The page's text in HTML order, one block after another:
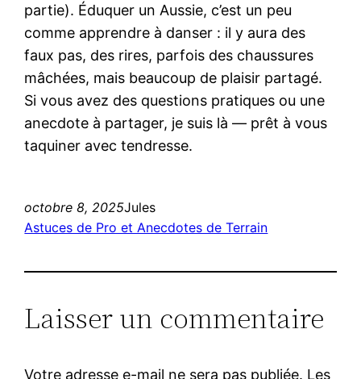
partie). Éduquer un Aussie, c’est un peu
comme apprendre à danser : il y aura des
faux pas, des rires, parfois des chaussures
mâchées, mais beaucoup de plaisir partagé.
Si vous avez des questions pratiques ou une
anecdote à partager, je suis là — prêt à vous
taquiner avec tendresse.
octobre 8, 2025Jules
Astuces de Pro et Anecdotes de Terrain
Laisser un commentaire
Votre adresse e-mail ne sera pas publiée. Les